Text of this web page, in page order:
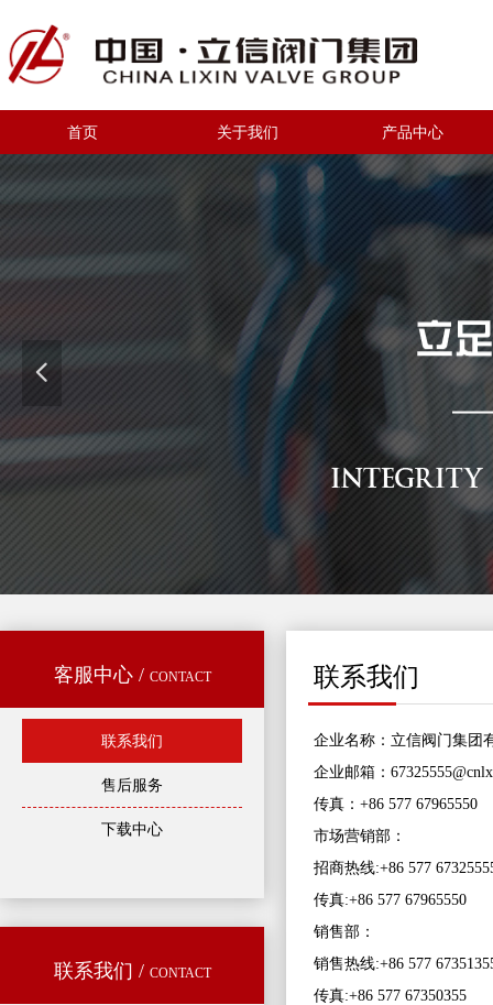
首页 关于我们 产品中心
넳
联系我们
企业名称：立信阀门集团
企业邮箱：
传真：+86 577 67965550
市场营销部：
招商热线:+86 577
传真:+86 577 67965550
销售部：
销售热线:+86 577
传真:+86 577 67350355
客服中心 / CONTACT
联系我们
售后服务
下载中心
联系我们 / CONTACT